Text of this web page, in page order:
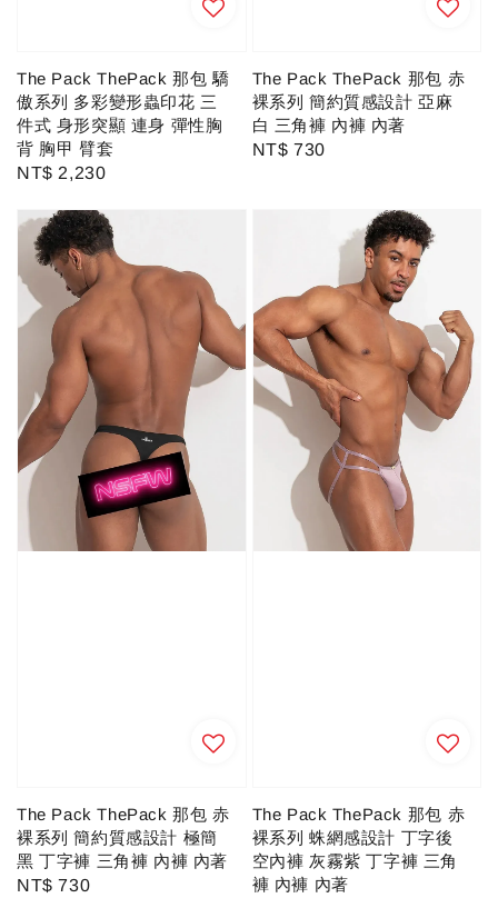
The Pack ThePack 那包 驕
傲系列 多彩變形蟲印花 三
件式 身形突顯 連身 彈性胸
背 胸甲 臂套
Regular
NT$ 2,230
The Pack ThePack 那包 赤
裸系列 簡約質感設計 亞麻
白 三角褲 內褲 內著
Regular
NT$ 730
The Pack ThePack 那包 赤
裸系列 簡約質感設計 極簡
黑 丁字褲 三角褲 內褲 內著
Regular
NT$ 730
The Pack ThePack 那包 赤
裸系列 蛛網感設計 丁字後
空內褲 灰霧紫 丁字褲 三角
褲 內褲 內著